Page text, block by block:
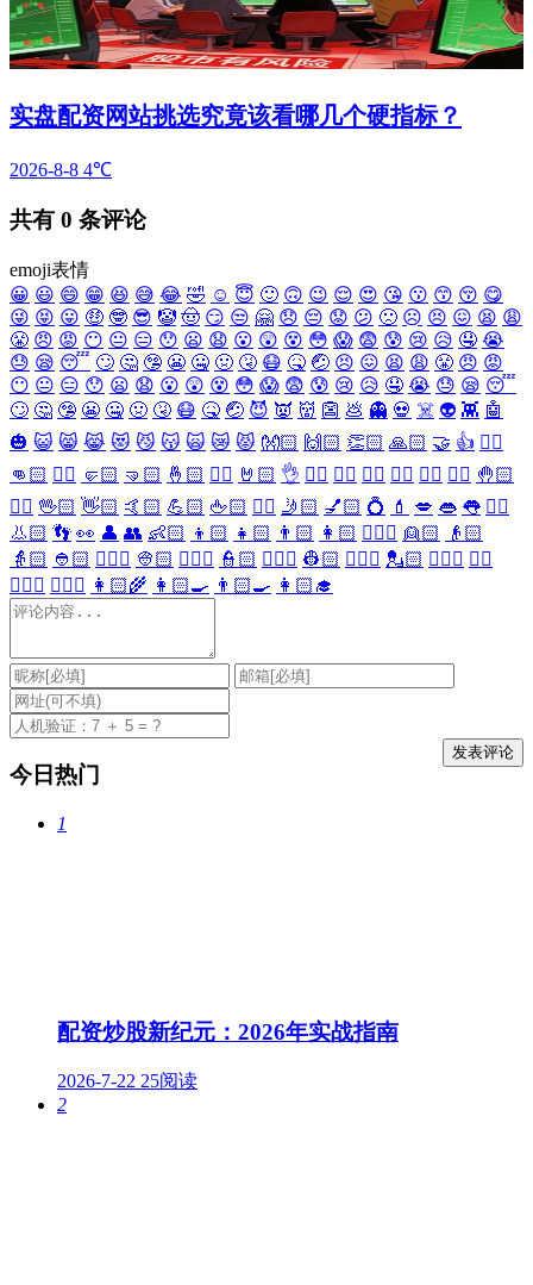
实盘配资网站挑选究竟该看哪几个硬指标？
2026-8-8 4℃
共有 0 条评论
emoji表情
😀 😃 😄 😁 😆 😅 😂 🤣 ☺️ 😇 🙂 🙃 😉 😌 😍 😘 😗 😙 😚 😋
😜 😝 😛 🤑 🤓 😎 🤡 🤠 😏 😒 🤗 😞 😔 😟 😕 🙁 ☹️ 😣 😖 😫 😩
😤 😠 😡 😶 😐 😑 😯 😦 😧 😮 😲 😵 😳 😱 😨 😰 😢 😥 🤤 😭
😓 😪 😴 🙄 🤔 🤥 😬 🤐 🤢 🤧 😷 🤒 🤕 😣 😖 😫 😩 😤 😠 😡
😶 😐 😑 😯 😦 😧 😮 😲 😵 😳 😱 😨 😰 😢 😥 🤤 😭 😓 😪 😴
🙄 🤔 🤥 😬 🤐 🤢 🤧 😷 🤒 🤕 😈 👿 👹 👺 💩 👻 💀 ☠️ 👽 👾 🤖
🎃 😺 😸 😹 😻 😼 😽 🙀 😿 😾 👐🏻 🙌🏻 👏🏻 🙏🏻 🤝 👍 👎🏻
👊🏻 ✊🏻 🤛🏻 🤜🏻 🤞🏻 ✌🏻 🤘🏻 👌 👈🏻 👉🏻 👆🏻 👇🏻 ☝🏻 ✋🏻 🤚🏻
🖐🏻 🖖🏻 👋🏻 🤙🏻 💪🏻 🖕🏻 ✍🏻 🤳🏻 💅🏻 💍 💄 💋 👄 👅 👂🏻
👃🏻 👣 👀 👤 👥 👶🏻 👦🏻 👧🏻 👨🏻 👩🏻 👱🏻‍♀️ 👱🏻
👴🏻
👵🏻 👲🏻 👳🏻‍♀️ 👳🏻 👮🏻‍♀️ 👮🏻 👷🏻‍♀️ 👷🏻 💂🏻‍♀️ 💂🏻 🕵🏻‍♀️ 🕵🏻
👩🏻‍⚕️ 👨🏻‍⚕️ 👩🏻‍🌾 👩🏻‍🍳 👨🏻‍🍳 👩🏻‍🎓
今日热门
1
配资炒股新纪元：2026年实战指南
2026-7-22 25阅读
2